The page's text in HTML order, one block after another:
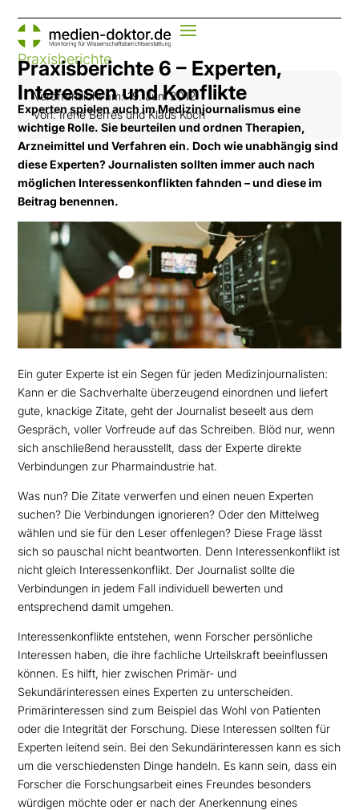
Praxisberichte
Praxisberichte 6 – Experten,
Interessen und Konflikte
Veröffentlicht am: 19. Juni 2012
von: Irene Berres und Klaus Koch
Experten spielen auch im Medizinjournalismus eine
wichtige Rolle. Sie beurteilen und ordnen Therapien,
Arzneimittel und Verfahren ein. Doch wie unabhängig sind
diese Experten? Journalisten sollten immer auch nach
möglichen Interessenkonflikten fahnden – und diese im
Beitrag benennen.
Ein guter Experte ist ein Segen für jeden Medizinjournalisten:
Kann er die Sachverhalte überzeugend einordnen und liefert
gute, knackige Zitate, geht der Journalist beseelt aus dem
Gespräch, voller Vorfreude auf das Schreiben. Blöd nur, wenn
sich anschließend herausstellt, dass der Experte direkte
Verbindungen zur Pharmaindustrie hat.
Was nun? Die Zitate verwerfen und einen neuen Experten
suchen? Die Verbindungen ignorieren? Oder den Mittelweg
wählen und sie für den Leser offenlegen? Diese Frage lässt
sich so pauschal nicht beantworten. Denn Interessenkonflikt ist
nicht gleich Interessenkonflikt. Der Journalist sollte die
Verbindungen in jedem Fall individuell bewerten und
entsprechend damit umgehen.
Interessenkonflikte entstehen, wenn Forscher persönliche
Interessen haben, die ihre fachliche Urteilskraft beeinflussen
können. Es hilft, hier zwischen Primär- und
Sekundärinteressen eines Experten zu unterscheiden.
Primärinteressen sind zum Beispiel das Wohl von Patienten
oder die Integrität der Forschung. Diese Interessen sollten für
Experten leitend sein. Bei den Sekundärinteressen kann es sich
um die verschiedensten Dinge handeln. Es kann sein, dass ein
Forscher die Forschungsarbeit eines Freundes besonders
würdigen möchte oder er nach der Anerkennung eines